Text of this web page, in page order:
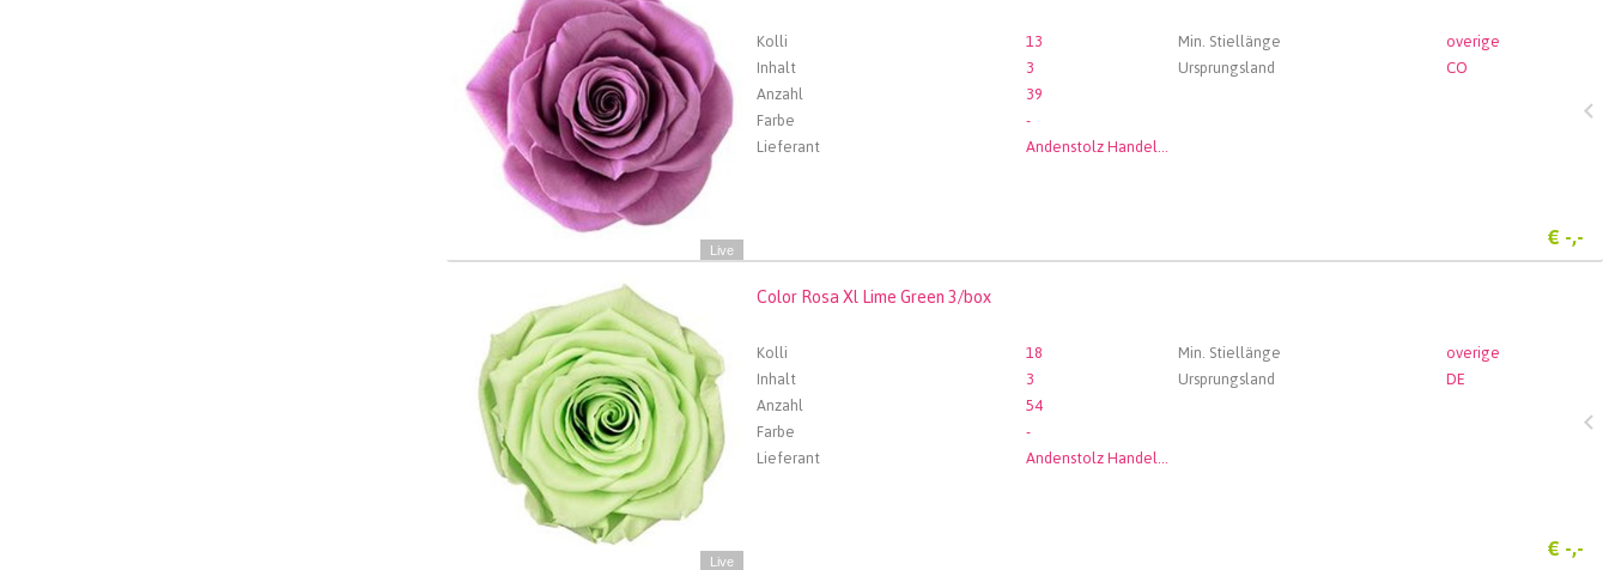
Live
Kolli 13 Min. Stiellänge
overige
Inhalt
3 Ursprungsland
CO
Anzahl
39
Farbe
-
Lieferant
Andenstolz Handel GmbH
€ -,-
Wählen Sie zuerst ein Abfartdatum.
Live
Color Rosa Xl Lime Green 3/box
Kolli 18 Min. Stiellänge
overige
Inhalt
3 Ursprungsland
DE
Anzahl
54
Farbe
-
Lieferant
Andenstolz Handel GmbH
€ -,-
Color Rosa Xl Lime Green 3/box
Wählen Sie zuerst ein Abfartdatum.